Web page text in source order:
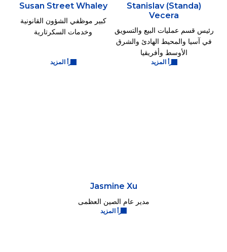
Stanislav (Standa)
Vecera
رئيس قسم عمليات البيع والتسويق
في آسيا والمحيط الهادئ والشرق
الأوسط وأفريقيا
اقرأ المزيد
Susan Street Whaley
كبير موظفي الشؤون القانونية
وخدمات السكرتارية
اقرأ المزيد
Jasmine Xu
مدير عام الصين العظمى
اقرأ المزيد